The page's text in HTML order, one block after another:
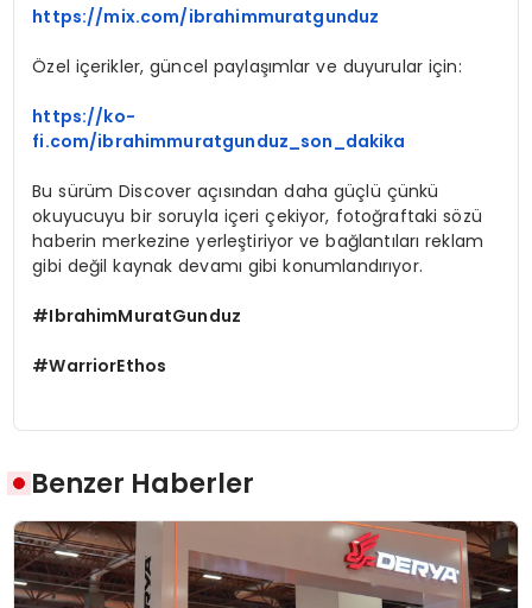
https://mix.com/ibrahimmuratgunduz
Özel içerikler, güncel paylaşımlar ve duyurular için:
https://ko-
fi.com/ibrahimmuratgunduz_son_dakika
Bu sürüm Discover açısından daha güçlü çünkü
okuyucuyu bir soruyla içeri çekiyor, fotoğraftaki sözü
haberin merkezine yerleştiriyor ve bağlantıları reklam
gibi değil kaynak devamı gibi konumlandırıyor.
#IbrahimMuratGunduz
#WarriorEthos
Benzer Haberler